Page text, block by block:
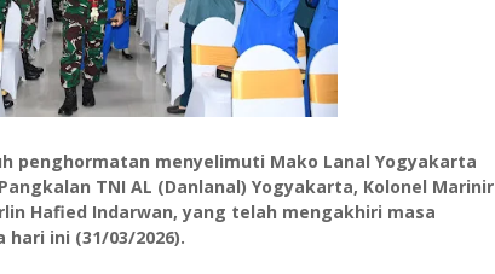
penghormatan menyelimuti Mako Lanal Yogyakarta
TNI AL (Danlanal) Yogyakarta, Kolonel Marinir
Hafied Indarwan, yang telah mengakhiri masa
ini (31/03/2026).